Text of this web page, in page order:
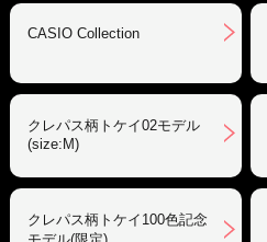
CASIO Collection
クレパス柄トケイ02モデル
(size:M)
クレパス柄トケイ100色記念